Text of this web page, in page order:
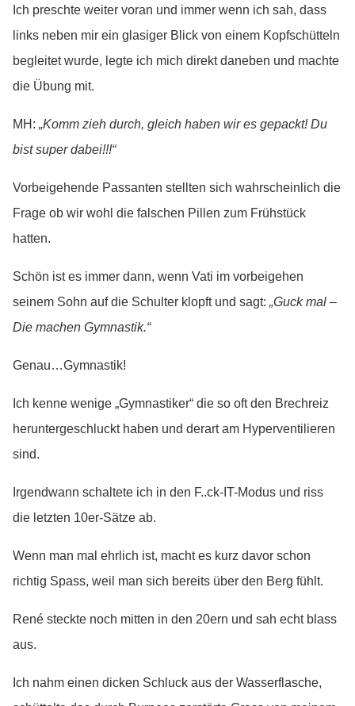
Ich preschte weiter voran und immer wenn ich sah, dass
links neben mir ein glasiger Blick von einem Kopfschütteln
begleitet wurde, legte ich mich direkt daneben und machte
die Übung mit.
MH: „Komm zieh durch, gleich haben wir es gepackt! Du
bist super dabei!!!“
Vorbeigehende Passanten stellten sich wahrscheinlich die
Frage ob wir wohl die falschen Pillen zum Frühstück
hatten.
Schön ist es immer dann, wenn Vati im vorbeigehen
seinem Sohn auf die Schulter klopft und sagt: „Guck mal –
Die machen Gymnastik.“
Genau…Gymnastik!
Ich kenne wenige „Gymnastiker“ die so oft den Brechreiz
heruntergeschluckt haben und derart am Hyperventilieren
sind.
Irgendwann schaltete ich in den F..ck-IT-Modus und riss
die letzten 10er-Sätze ab.
Wenn man mal ehrlich ist, macht es kurz davor schon
richtig Spass, weil man sich bereits über den Berg fühlt.
René steckte noch mitten in den 20ern und sah echt blass
aus.
Ich nahm einen dicken Schluck aus der Wasserflasche,